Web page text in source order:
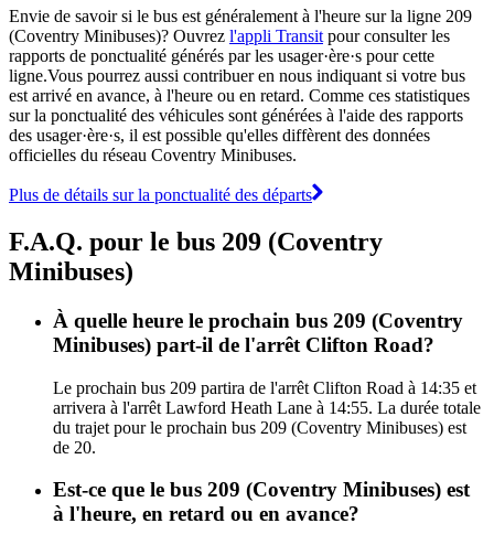
Envie de savoir si le bus est généralement à l'heure sur la ligne 209
(Coventry Minibuses)? Ouvrez l'appli Transit pour consulter les
rapports de ponctualité générés par les usager·ère·s pour cette
ligne.Vous pourrez aussi contribuer en nous indiquant si votre bus
est arrivé en avance, à l'heure ou en retard. Comme ces statistiques
sur la ponctualité des véhicules sont générées à l'aide des rapports
des usager·ère·s, il est possible qu'elles diffèrent des données
officielles du réseau Coventry Minibuses.
Plus de détails sur la ponctualité des départs
F.A.Q. pour le bus 209 (Coventry
Minibuses)
À quelle heure le prochain bus 209 (Coventry
Minibuses) part-il de l'arrêt Clifton Road?
Le prochain bus 209 partira de l'arrêt Clifton Road à 14:35 et
arrivera à l'arrêt Lawford Heath Lane à 14:55. La durée totale
du trajet pour le prochain bus 209 (Coventry Minibuses) est
de 20.
Est-ce que le bus 209 (Coventry Minibuses) est
à l'heure, en retard ou en avance?